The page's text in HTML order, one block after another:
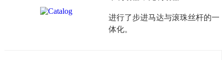
进行了步进马达与滚珠丝杆的一
体化。